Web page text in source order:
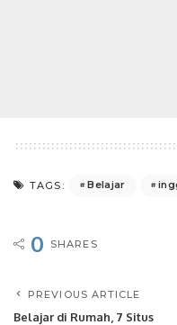
TAGS: Belajar
0 SHARES
PREVIOUS ARTICLE
Belajar di Rumah, 7 Situs